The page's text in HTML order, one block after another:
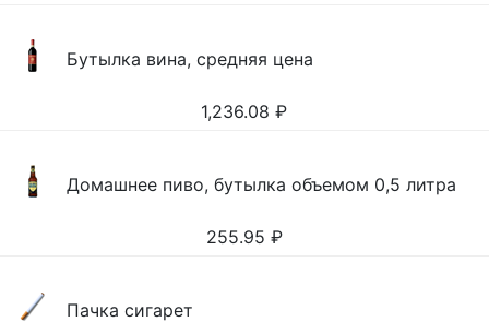
Бутылка вина, средняя цена
1,236.08 ₽
Домашнее пиво, бутылка объемом 0,5 литра
255.95 ₽
Пачка сигарет